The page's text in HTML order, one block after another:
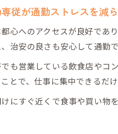
従が通勤ストレスを減
心へのアクセスが良好であ
治安の良さも安心して通勤
も営業している飲食店やコ
とで、仕事に集中できるだ
にすぐ近くで食事や買い物